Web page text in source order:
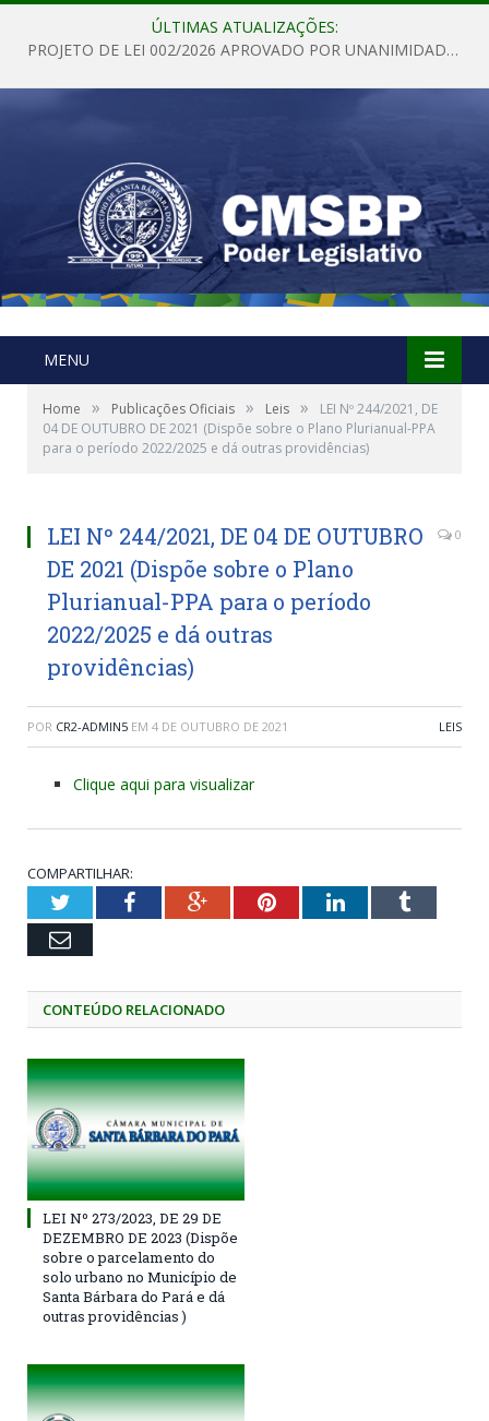
ÚLTIMAS ATUALIZAÇÕES:
PROJETO DE LEI 002/2026 APROVADO POR UNANIMIDADE EM SESSÃO ORDINÁRIA NESTA QUINTA – FEIRA 28 DE MAIO DE 2026
MENU
Home » Publicações Oficiais » Leis »
LEI Nº 244/2021, DE
04 DE OUTUBRO DE 2021 (Dispõe sobre o Plano Plurianual-PPA
para o período 2022/2025 e dá outras providências)
LEI Nº 244/2021, DE 04 DE OUTUBRO
DE 2021 (Dispõe sobre o Plano
Plurianual-PPA para o período
2022/2025 e dá outras
providências)
0
POR CR2-ADMIN5 EM 4 DE OUTUBRO DE 2021 LEIS
Clique aqui para visualizar
COMPARTILHAR:
TwitterFacebookGoogle+PinterestLinkedInTumblr
Email
CONTEÚDO RELACIONADO
LEI Nº 273/2023, DE 29 DE
DEZEMBRO DE 2023 (Dispõe
sobre o parcelamento do
solo urbano no Município de
Santa Bárbara do Pará e dá
outras providências )